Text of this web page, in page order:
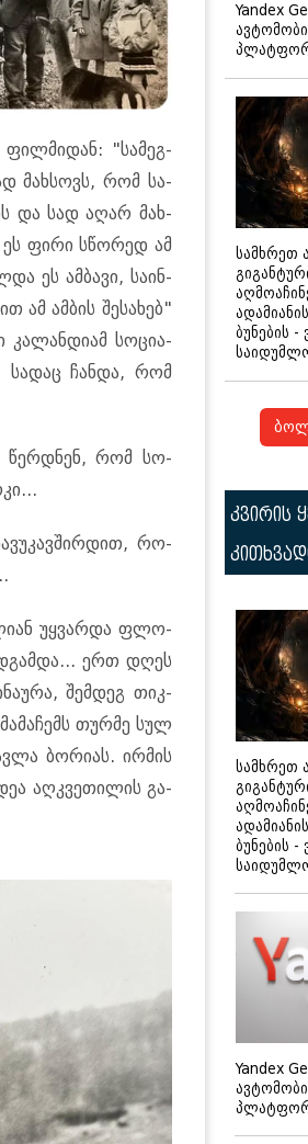
ფილ­მი­დან: "სა­მეგ­
მახ­სოვს, რომ სა­
და სად აღარ მახ­
ეს ფირი სწო­რედ ამ
ეს ამ­ბა­ვი, სა­ინ­
ამ ამ­ბის შე­სა­ხებ"
კა­ლან­დი­ამ სო­ცი­ა­
სა­დაც ჩან­და, რომ
წერ­დნენ, რომ სო­
რო­
უყ­ვარ­და ფლო­
ერთ დღეს
შემ­დეგ თიკ­
თურ­მე სულ
ბო­რი­ას. ირ­მის
აღ­კვე­თი­ლის გა­
Yandex
სამხრეთ
ბუნების -
კვირის
სამხრეთ
ბუნების -
Yandex